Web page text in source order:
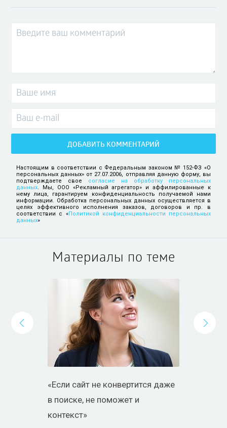
ДОБАВИТЬ КОММЕНТАРИЙ
Настоящим в соответствии с Федеральным законом № 152-ФЗ «О
персональных данных» от 27.07.2006, отправляя данную форму, вы
подтверждаете свое согласие на обработку персональных
данных. Мы, ООО «Рекламный агрегатор» и аффилированные к
нему лица, гарантируем конфиденциальность получаемой нами
информации. Обработка персональных данных осуществляется в
целях эффективного исполнения заказов, договоров и пр. в
соответствии с «Политикой конфиденциальности персональных
данных»
Материалы по теме
«Если сайт не конвертится даже
в поиске, не поможет и
контекст»